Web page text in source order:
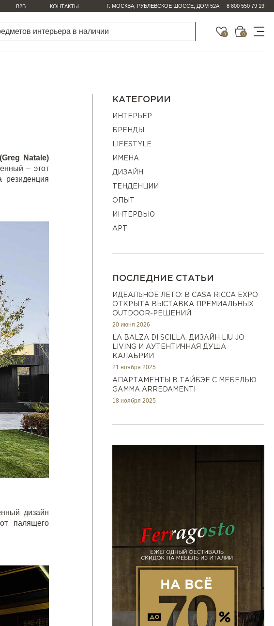
B2B КОНТАКТЫ Г. МОСКВА, РУБЛЕВСКОЕ ШОССЕ, ДОМ 52А 8 800 550 79 19
0 0
Natale)
– этот
резиденция
дизайн
палящего
КАТЕГОРИИ
ИНТЕРЬЕР
БРЕНДЫ
LIFESTYLE
ИМЕНА
ДИЗАЙН
ТЕНДЕНЦИИ
ОПЫТ
ИНТЕРВЬЮ
АРТ
ПОСЛЕДНИЕ СТАТЬИ
ИДЕАЛЬНОЕ ЛЕТО: В CASA RICCA EXPO
ОТКРЫТА ВЫСТАВКА ПРЕМИАЛЬНЫХ
OUTDOOR-РЕШЕНИЙ
20 июня 2026
LA BALZA DI SCILLA: ДИЗАЙН LIU JO
LIVING И АУТЕНТИЧНАЯ ДУША
КАЛАБРИИ
21 ноября 2025
АПАРТАМЕНТЫ В ТАЙБЭЕ С МЕБЕЛЬЮ
GAMMA ARREDAMENTI
18 ноября 2025